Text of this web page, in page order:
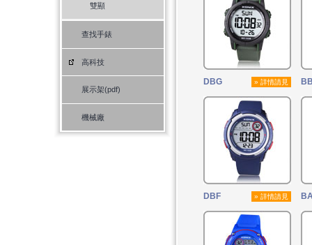
雙顯
查找手錶
高科技
展示架(pdf)
機械廠
DBG » 詳情請見
DBF » 詳情請見